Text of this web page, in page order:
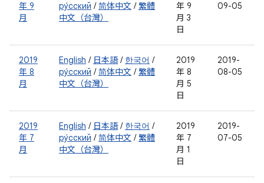
年 9
月
ру́сский /简体中文 / 繁體
中文（台灣）
年 9
月 3
日
09-05
2019
年 8
月
English / 日本語/ 한국어 /
ру́сский /简体中文 / 繁體
中文（台灣）
2019
年 8
月 5
日
2019-
08-05
2019
年 7
月
English / 日本語/ 한국어 /
ру́сский /简体中文 / 繁體
中文（台灣）
2019
年 7
月 1
日
2019-
07-05